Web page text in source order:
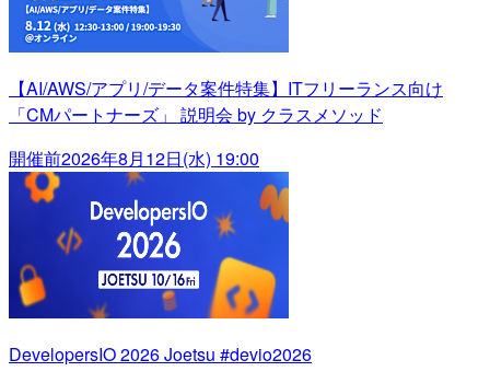
【AI/AWS/アプリ/データ案件特集】ITフリーランス向け
「CMパートナーズ」 説明会 by クラスメソッド
開催前2026年8月12日(水) 19:00
DevelopersIO 2026 Joetsu #devio2026